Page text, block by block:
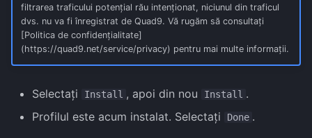
filtrarea traficului potențial rău intenționat, niciunul din traficul
dvs. nu va fi înregistrat de Quad9. Vă rugăm să consultați
[Politica de confidențialitate]
(https://quad9.net/service/privacy) pentru mai multe informații.
Selectați Install , apoi din nou Install .
Profilul este acum instalat. Selectați
Done .